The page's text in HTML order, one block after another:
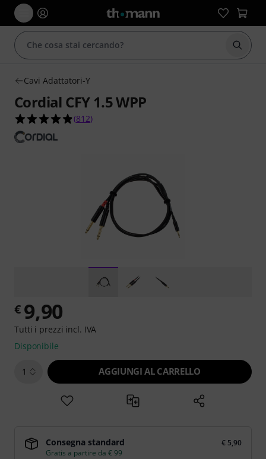
Cavi Adattatori-Y
Cordial CFY 1.5 WPP
4.9 su 5 stelle su 812 valutazioni dei clienti
(812)
€ 9,90
Tutti i prezzi incl. IVA
Disponibile
1 AGGIUNGI AL CARRELLO
Consegna standard
€ 5,90
Gratis a partire da € 99